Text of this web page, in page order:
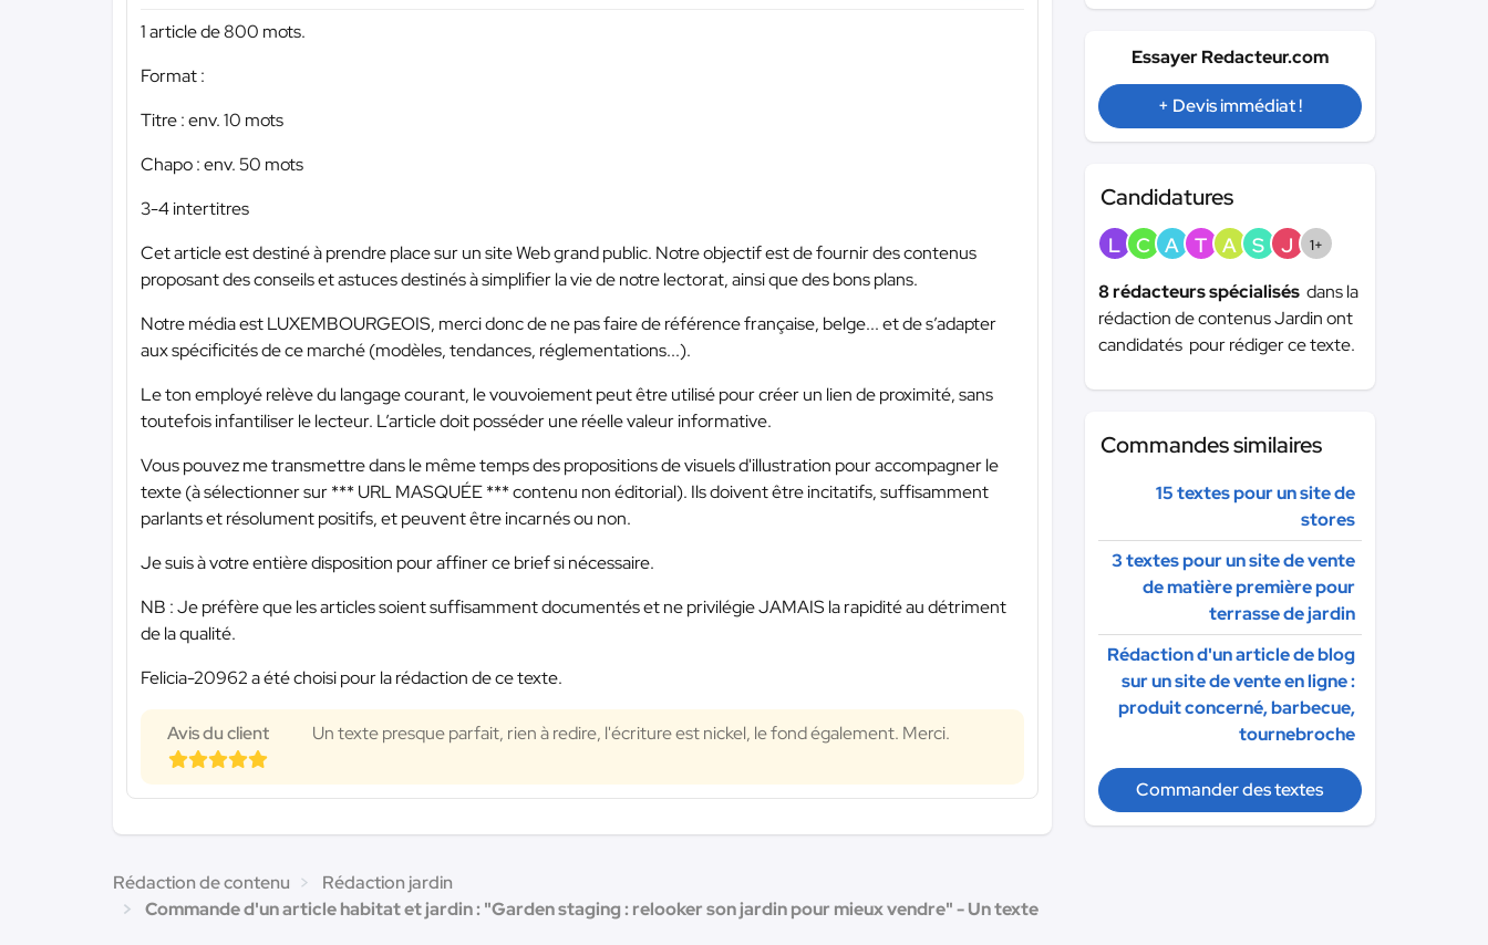
1 article de 800 mots.
Format :
Titre : env. 10 mots
Chapo : env. 50 mots
3-4 intertitres
Cet article est destiné à prendre place sur un site Web grand public. Notre objectif est de fournir des contenus
proposant des conseils et astuces destinés à simplifier la vie de notre lectorat, ainsi que des bons plans.
Notre média est LUXEMBOURGEOIS, merci donc de ne pas faire de référence française, belge... et de s’adapter
aux spécificités de ce marché (modèles, tendances, réglementations...).
Le ton employé relève du langage courant, le vouvoiement peut être utilisé pour créer un lien de proximité, sans
toutefois infantiliser le lecteur. L’article doit posséder une réelle valeur informative.
Vous pouvez me transmettre dans le même temps des propositions de visuels d'illustration pour accompagner le
texte (à sélectionner sur*** URL MASQUÉE ***contenu non éditorial). Ils doivent être incitatifs, suffisamment
parlants et résolument positifs, et peuvent être incarnés ou non.
Je suis à votre entière disposition pour affiner ce brief si nécessaire.
NB : Je préfère que les articles soient suffisamment documentés et ne privilégie JAMAIS la rapidité au détriment
de la qualité.
Felicia-20962 a été choisi pour la rédaction de ce texte.
Avis du client Un texte presque parfait, rien à redire, l'écriture est nickel, le fond également. Merci.
Essayer Redacteur.com
+ Devis immédiat !
Candidatures
L C A T A S J 1+
8 rédacteurs spécialisés dans la
rédaction de contenus Jardin ont
candidatés pour rédiger ce texte.
Commandes similaires
15 textes pour un site de
stores
3 textes pour un site de vente
de matière première pour
terrasse de jardin
Rédaction d'un article de blog
sur un site de vente en ligne :
produit concerné, barbecue,
tournebroche
Commander des textes
Rédaction de contenu
Rédaction jardin
Commande d'un article habitat et jardin : "Garden staging : relooker son jardin pour mieux vendre" - Un texte